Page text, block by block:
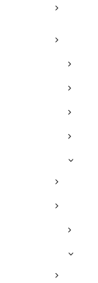
et à la fin
part de